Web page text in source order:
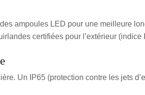
ampoules LED pour une meilleure
certifiées pour l’extérieur (indice
Un IP65 (protection contre les jets